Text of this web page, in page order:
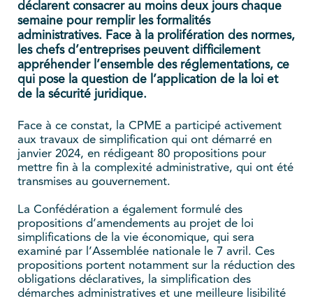
déclarent consacrer au moins deux jours chaque
semaine pour remplir les formalités
administratives. Face à la prolifération des normes,
les chefs d’entreprises peuvent difficilement
appréhender l’ensemble des réglementations, ce
qui pose la question de l’application de la loi et
de la sécurité juridique.
Face à ce constat, la CPME a participé activement
aux travaux de simplification qui ont démarré en
janvier 2024, en rédigeant 80 propositions pour
mettre fin à la complexité administrative, qui ont été
transmises au gouvernement.
La Confédération a également formulé des
propositions d’amendements au projet de loi
simplifications de la vie économique, qui sera
examiné par l’Assemblée nationale le 7 avril. Ces
propositions portent notamment sur la réduction des
obligations déclaratives, la simplification des
démarches administratives et une meilleure lisibilité